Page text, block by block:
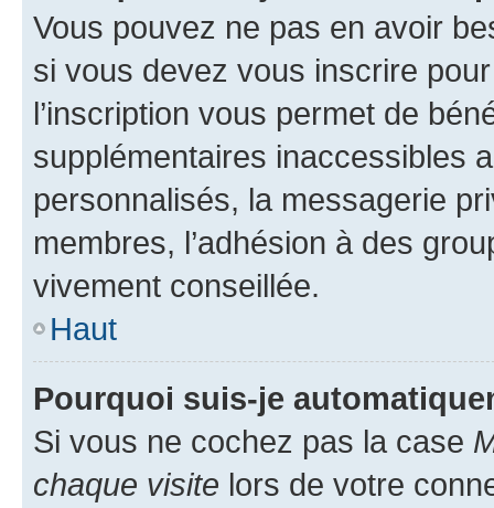
Vous pouvez ne pas en avoir
si vous devez vous inscrire
l’inscription vous permet de
supplémentaires inaccessibles
personnalisés, la messagerie
membres, l’adhésion à des
vivement conseillée.
Haut
Pourquoi suis-je
Si vous ne cochez pas la case
chaque visite lors de votre